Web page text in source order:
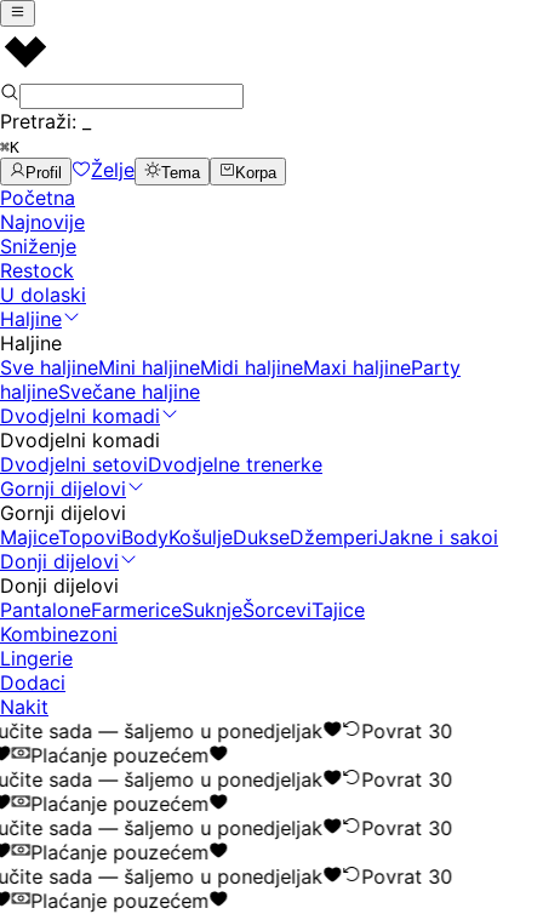
Pretraži:
⌘K
Profil
Želje Tema Korpa
Početna
Najnovije
Sniženje
Restock
U dolaski
Haljine
Haljine
Sve haljineMini haljineMidi haljineMaxi haljineParty
haljineSvečane haljine
Dvodjelni komadi
Dvodjelni komadi
Dvodjelni setoviDvodjelne trenerke
Gornji dijelovi
Gornji dijelovi
MajiceTopoviBodyKošuljeDukseDžemperiJakne i sakoi
Donji dijelovi
Donji dijelovi
PantaloneFarmericeSuknjeŠorceviTajice
Kombinezoni
Lingerie
Dodaci
Nakit
sada — šaljemo u ponedjeljak
Povrat 30
Plaćanje pouzećem
sada — šaljemo u ponedjeljak
Povrat 30
Plaćanje pouzećem
sada — šaljemo u ponedjeljak
Povrat 30
Plaćanje pouzećem
sada — šaljemo u ponedjeljak
Povrat 30
Plaćanje pouzećem